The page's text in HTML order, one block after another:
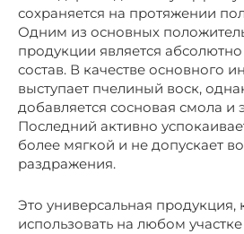
сохраняется на протяжении
Одним из основных
продукции является
состав. В качестве основного
выступает пчелиный воск,
добавляется сосновая смола и
Последний активно
более мягкой и не допускает
раздражения.
Это универсальная
использовать на любом участке